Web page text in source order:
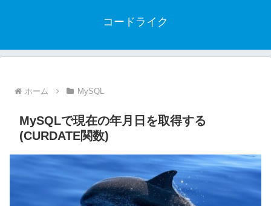
コードライク
ホーム MySQL
MySQLで現在の年月日を取得する
(CURDATE関数)